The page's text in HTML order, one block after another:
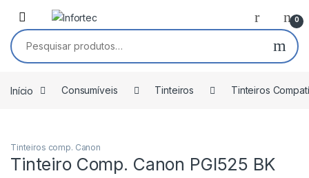
Saltar para navegação
Pular para o conteúdo
0
Pesquisar por:
Início Consumíveis Tinteiros Tinteiros
Tinteiros comp. Canon
Tinteiro Comp. Canon PGI525 BK